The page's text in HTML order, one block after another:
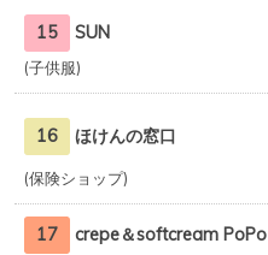
15 SUN
子供服
16 ほけんの窓口
保険ショップ
17 crepe＆softcream PoPo